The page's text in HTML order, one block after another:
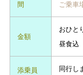
間
ご乗車
金額
おひと
昼食込
添乗員 同行し